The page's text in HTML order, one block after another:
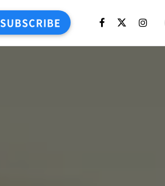
SUBSCRIBE